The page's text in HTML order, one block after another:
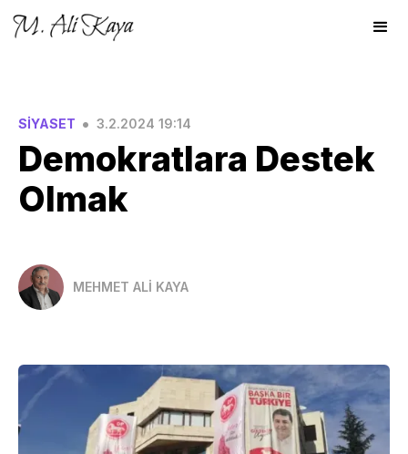
SİYASET • 3.2.2024 19:14
Demokratlara Destek
Olmak
MEHMET ALİ KAYA